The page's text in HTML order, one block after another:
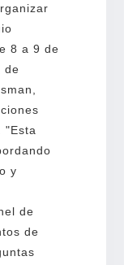
8 a 9 de
de
"Esta
y
de
de